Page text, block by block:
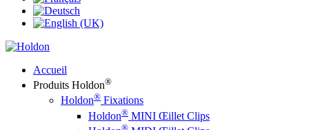
Accueil
Produits Holdon®
Holdon® Fixations
Holdon® MINI Œillet Clips
®